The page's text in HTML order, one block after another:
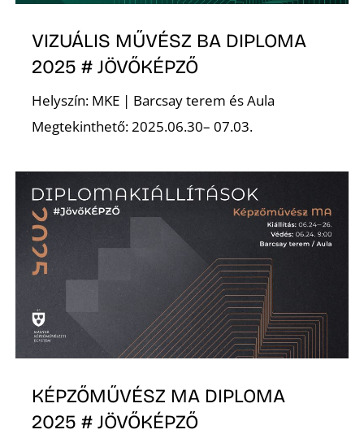
VIZUÁLIS MŰVÉSZ BA DIPLOMA
2025 # JÖVŐKÉPZŐ
Helyszín: MKE | Barcsay terem és Aula
Megtekinthető: 2025.06.30– 07.03.
KÉPZŐMŰVÉSZ MA DIPLOMA
2025 # JÖVŐKÉPZŐ